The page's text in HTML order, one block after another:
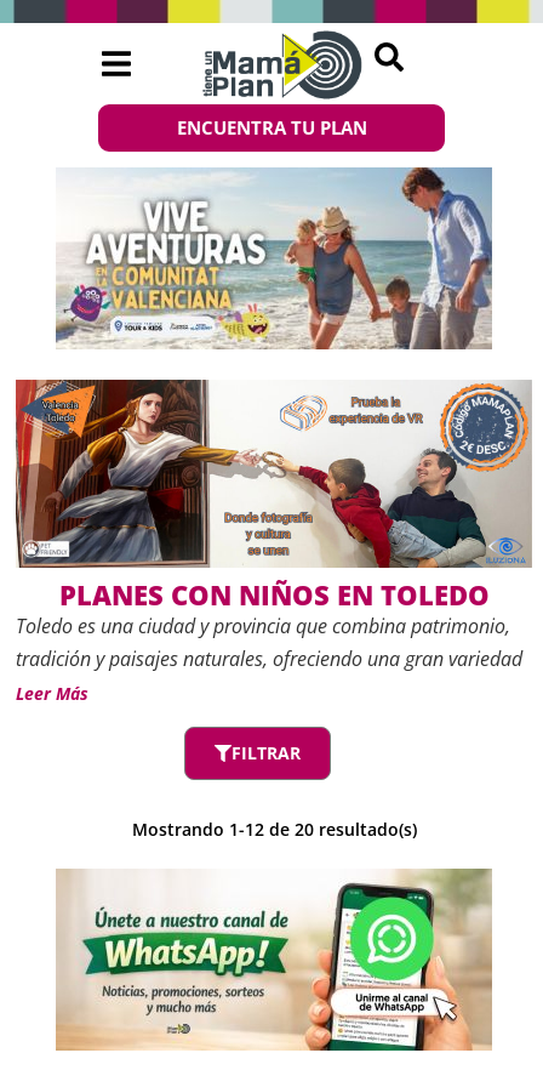
ENCUENTRA TU PLAN
PLANES CON NIÑOS EN TOLEDO
Toledo es una ciudad y provincia que combina patrimonio,
tradición y paisajes naturales, ofreciendo una gran variedad
de propuestas para familias. Los
pueden incluir desde descubrir leyendas en su casco
histórico hasta recorrer rutas por sus entornos naturales o
Planes con niños en Toledo:
historia, cultura y naturaleza para
toda la familia
Su riqueza cultural y su cercanía a Madrid la convierten en
un destino perfecto para escapadas de un día o fines de
semana en familia.
Leer Más
FILTRAR
Mostrando 1-12de 20resultado(s)